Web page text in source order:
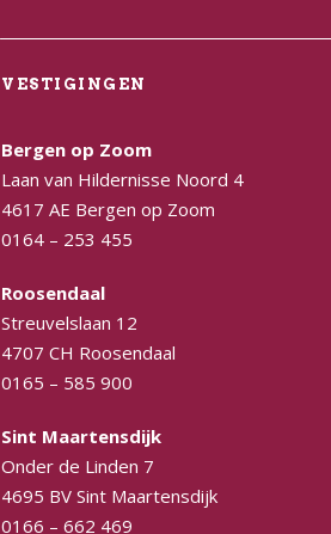
VESTIGINGEN
Bergen op Zoom
Laan van Hildernisse Noord 4
4617 AE Bergen op Zoom
0164 – 253 455
Roosendaal
Streuvelslaan 12
4707 CH Roosendaal
0165 – 585 900
Sint Maartensdijk
Onder de Linden 7
4695 BV Sint Maartensdijk
0166 – 662 469